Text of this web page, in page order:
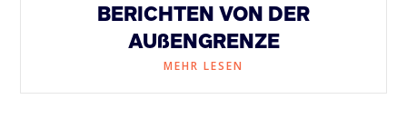
BERICHTEN VON DER
AUßENGRENZE
MEHR LESEN